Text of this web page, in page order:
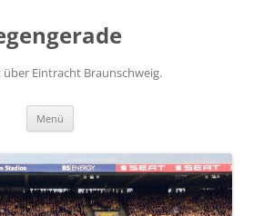
über Eintracht Braunschweig.
Menü